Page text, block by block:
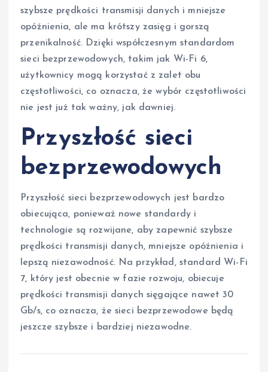
szybsze prędkości transmisji danych i mniejsze
opóźnienia, ale ma krótszy zasięg i gorszą
przenikalność. Dzięki współczesnym standardom
sieci bezprzewodowych, takim jak Wi-Fi 6,
użytkownicy mogą korzystać z zalet obu
częstotliwości, co oznacza, że wybór częstotliwości
nie jest już tak ważny, jak dawniej.
Przyszłość sieci
bezprzewodowych
Przyszłość sieci bezprzewodowych jest bardzo
obiecująca, ponieważ nowe standardy i
technologie są rozwijane, aby zapewnić szybsze
prędkości transmisji danych, mniejsze opóźnienia i
lepszą niezawodność. Na przykład, standard Wi-Fi
7, który jest obecnie w fazie rozwoju, obiecuje
prędkości transmisji danych sięgające nawet 30
Gb/s, co oznacza, że sieci bezprzewodowe będą
jeszcze szybsze i bardziej niezawodne.